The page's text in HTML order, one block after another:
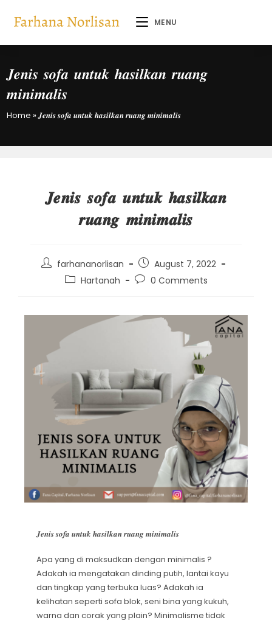
MENU
𝑱𝒆𝒏𝒊𝒔 𝒔𝒐𝒇𝒂 𝒖𝒏𝒕𝒖𝒌 𝒉𝒂𝒔𝒊𝒍𝒌𝒂𝒏 𝒓𝒖𝒂𝒏𝒈
𝒎𝒊𝒏𝒊𝒎𝒂𝒍𝒊𝒔
Home »𝑱𝒆𝒏𝒊𝒔 𝒔𝒐𝒇𝒂 𝒖𝒏𝒕𝒖𝒌 𝒉𝒂𝒔𝒊𝒍𝒌𝒂𝒏 𝒓𝒖𝒂𝒏𝒈 𝒎𝒊𝒏𝒊𝒎𝒂𝒍𝒊𝒔
𝑱𝒆𝒏𝒊𝒔 𝒔𝒐𝒇𝒂 𝒖𝒏𝒕𝒖𝒌 𝒉𝒂𝒔𝒊𝒍𝒌𝒂𝒏
𝒓𝒖𝒂𝒏𝒈 𝒎𝒊𝒏𝒊𝒎𝒂𝒍𝒊𝒔
farhananorlisan
August 7, 2022
Hartanah
0 Comments
𝑱𝒆𝒏𝒊𝒔 𝒔𝒐𝒇𝒂 𝒖𝒏𝒕𝒖𝒌 𝒉𝒂𝒔𝒊𝒍𝒌𝒂𝒏 𝒓𝒖𝒂𝒏𝒈 𝒎𝒊𝒏𝒊𝒎𝒂𝒍𝒊𝒔
Apa yang di maksudkan dengan minimalis ?
Adakah ia mengatakan dinding putih, lantai kayu
dan tingkap yang terbuka luas? Adakah ia
kelihatan seperti sofa blok, seni bina yang kukuh,
warna dan corak yang plain? Minimalisme tidak